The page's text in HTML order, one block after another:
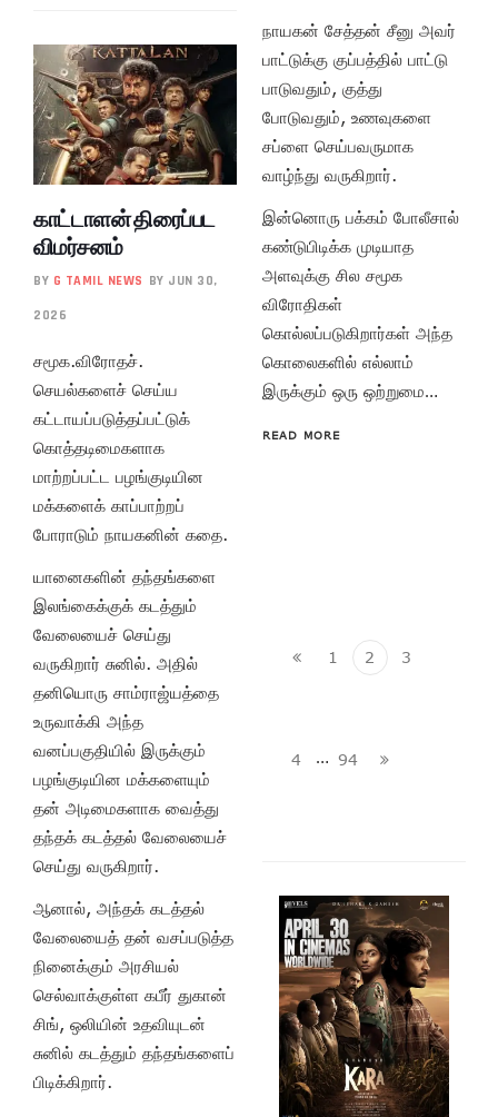
காட்டாளன் திரைப்பட
விமர்சனம்
BY G TAMIL NEWS BY JUN 30,
2026
சமூக.விரோதச்.
செயல்களைச் செய்ய
கட்டாயப்படுத்தப்பட்டுக்
கொத்தடிமைகளாக
மாற்றப்பட்ட பழங்குடியின
மக்களைக் காப்பாற்றப்
போராடும் நாயகனின் கதை.
யானைகளின் தந்தங்களை
இலங்கைக்குக் கடத்தும்
வேலையைச் செய்து
வருகிறார் சுனில். அதில்
தனியொரு சாம்ராஜ்யத்தை
உருவாக்கி அந்த
வனப்பகுதியில் இருக்கும்
பழங்குடியின மக்களையும்
தன் அடிமைகளாக வைத்து
தந்தக் கடத்தல் வேலையைச்
செய்து வருகிறார்.
ஆனால், அந்தக் கடத்தல்
வேலையைத் தன் வசப்படுத்த
நினைக்கும் அரசியல்
செல்வாக்குள்ள கபீர் துகான்
சிங், ஒலியின் உதவியுடன்
சுனில் கடத்தும் தந்தங்களைப்
பிடிக்கிறார்.
நாயகன் சேத்தன் சீனு அவர்
பாட்டுக்கு குப்பத்தில் பாட்டு
பாடுவதும், குத்து
போடுவதும், உணவுகளை
சப்ளை செய்பவருமாக
வாழ்ந்து வருகிறார்.
இன்னொரு பக்கம் போலீசால்
கண்டுபிடிக்க முடியாத
அளவுக்கு சில சமூக
விரோதிகள்
கொல்லப்படுகிறார்கள் அந்த
கொலைகளில் எல்லாம்
இருக்கும் ஒரு ஒற்றுமை…
READ MORE
1 2 3
4 … 94